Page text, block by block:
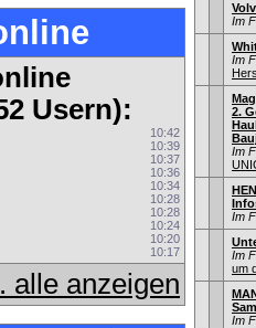
Usern):
10:42
10:39
10:37
10:36
10:34
10:28
10:28
10:24
10:20
10:17
alle anzeigen
Im
Im
2.
Im
Im
Im
um
Im